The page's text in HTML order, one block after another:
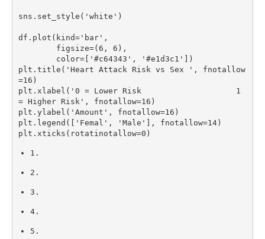
sns . set_style ( 'white' )
df . plot ( kind='bar' ,
        figsize
=(6 , 6 ) ,
        color
=[ '#c64343' , '#e1d3c1' ] )
plt . title ( 'Heart Attack Risk vs Sex ' ,
fnotallow
=16 )
plt . xlabel ( '0 = Lower Risk                    1
= Higher Risk' , fnotallow=16 )
plt . ylabel ( 'Amount' , fnotallow=16 )
plt . legend ( [ 'Femal' , 'Male' ] , fnotallow=14)
plt . xticks ( rotatinotallow=0 )
1.
2.
3.
4.
5.